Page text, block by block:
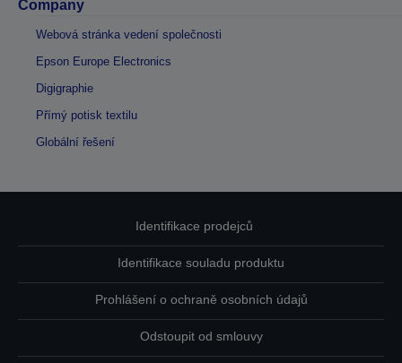
Company
Webová stránka vedení společnosti
Epson Europe Electronics
Digigraphie
Přímý potisk textilu
Globální řešení
Identifikace prodejců
Identifikace souladu produktu
Prohlášení o ochraně osobních údajů
Odstoupit od smlouvy